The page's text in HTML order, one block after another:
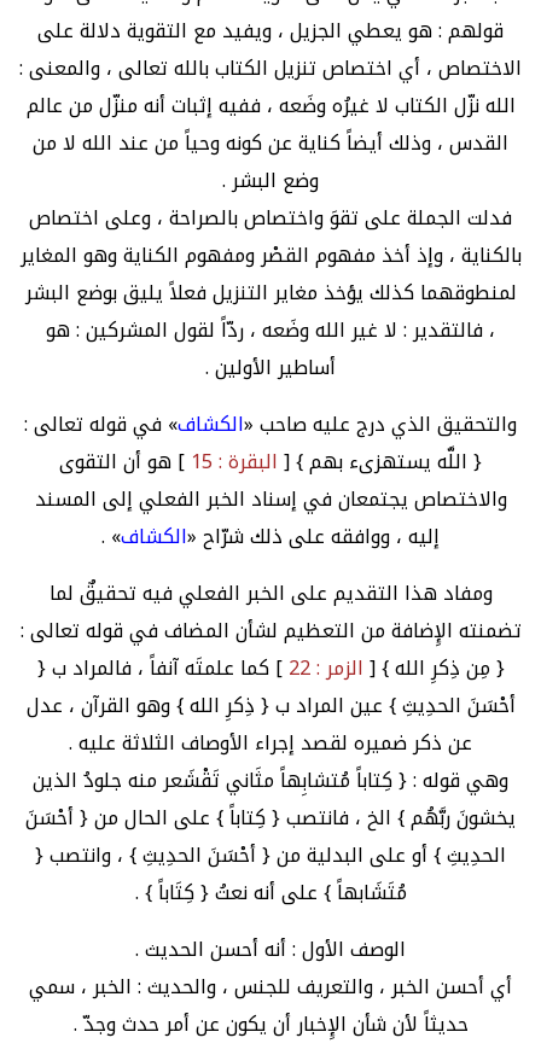
قولهم : هو يعطي الجزيل ، ويفيد مع التقوية دلالة على
الاختصاص ، أي اختصاص تنزيل الكتاب بالله تعالى ، والمعنى :
الله نزّل الكتاب لا غيرُه وضَعه ، ففيه إثبات أنه منزّل من عالم
القدس ، وذلك أيضاً كناية عن كونه وحياً من عند الله لا من
وضع البشر .
فدلت الجملة على تقوَ واختصاص بالصراحة ، وعلى اختصاص
بالكناية ، وإذ أخذ مفهوم القصْر ومفهوم الكناية وهو المغاير
لمنطوقهما كذلك يؤخذ مغاير التنزيل فعلاً يليق بوضع البشر
، فالتقدير : لا غير الله وضَعه ، ردّاً لقول المشركين : هو
أساطير الأولين .
والتحقيق الذي درج عليه صاحب «الكشاف» في قوله تعالى :
{ اللَّه يستهزىء بهم } [البقرة : 15
] هو أن التقوى
والاختصاص يجتمعان في إسناد الخبر الفعلي إلى المسند
إليه ، ووافقه على ذلك شرّاح «الكشاف» .
ومفاد هذا التقديم على الخبر الفعلي فيه تحقيقٌ لما
تضمنته الإِضافة من التعظيم لشأن المضاف في قوله تعالى :
{ مِن ذِكرِ الله } [الزمر : 22
] كما علمتَه آنفاً ، فالمراد ب {
أحْسَنَ الحدِيثِ } عين المراد ب { ذِكرِ الله } وهو القرآن ، عدل
عن ذكر ضميره لقصد إجراء الأوصاف الثلاثة عليه .
وهي قوله : { كِتاباً مُتشابِهاً مثَاني تَقْشَعر منه جلودُ الذين
يخشونَ ربَّهُم } الخ ، فانتصب { كِتاباً } على الحال من { أحْسَنَ
الحدِيثِ } أو على البدلية من { أحْسَنَ الحدِيثِ } ، وانتصب {
مُتَشَابهاً } على أنه نعتُ { كِتَاباً } .
الوصف الأول : أنه أحسن الحديث .
أي أحسن الخبر ، والتعريف للجنس ، والحديث : الخبر ، سمي
حديثاً لأن شأن الإِخبار أن يكون عن أمر حدث وجدّ .